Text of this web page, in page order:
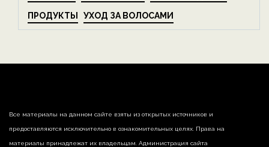
ПРОДУКТЫ УХОД ЗА ВОЛОСАМИ
Все материалы на данном сайте взяты из открытых источников и
предоставляются исключительно в ознакомительных целях. Права на
материалы принадлежат их владельцам. Администрация сайта